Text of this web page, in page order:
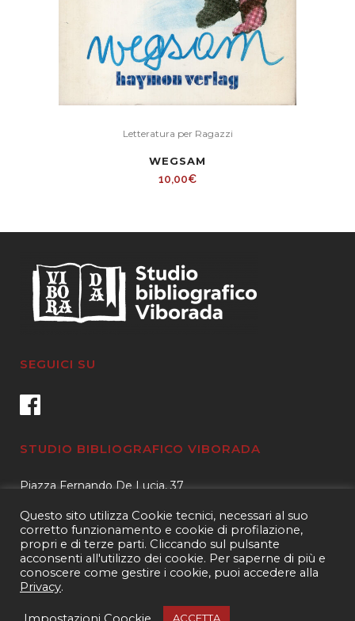
Letteratura per Ragazzi
WEGSAM
10,00€
SEGUICI SU
STUDIO BIBLIOGRAFICO VIBORADA
Piazza Fernando De Lucia, 37
Tel.3400596959 – 3404632889
email.info@viborada.it
Copyright 2021 Studio bibliografico Viborada
Questo sito utilizza Cookie tecnici, necessari al suo
corretto funzionamento e cookie di profilazione,
propri e di terze parti. Cliccando sul pulsante
acconsenti all'utilizzo dei cookie. Per saperne di più e
conoscere come gestire i cookie, puoi accedere alla
Privacy.
ACCETTA